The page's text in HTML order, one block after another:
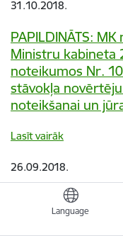
Language
31.10.2018.
PAPILDINĀTS:
Ministru kabineta
noteikumos Nr.
stāvokļa
noteikšanai un
Lasīt vairāk
26.09.2018.
MK noteikumu
kabineta
Nr.84 “Noteikumi